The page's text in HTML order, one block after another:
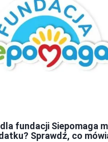
fundacji Siepomaga
Sprawdź, co